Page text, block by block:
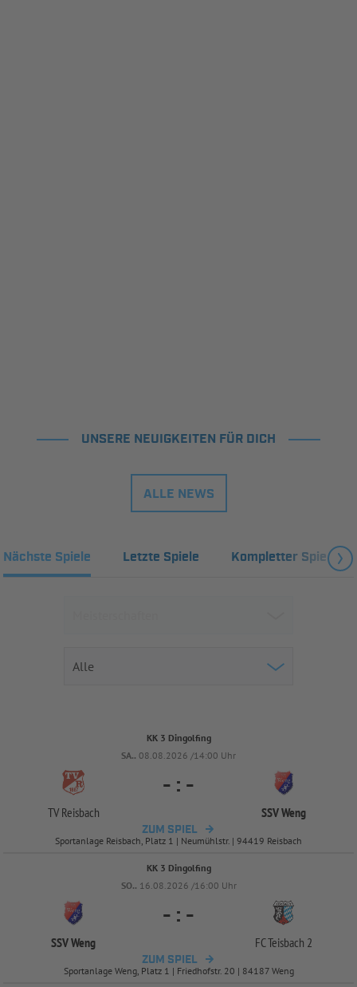
UNSERE NEUIGKEITEN FÜR DICH
ALLE NEWS
Nächste Spiele Letzte Spiele Kompletter Spielplan
KK 3 Dingolfing
SA.. 08.08.2026 /14:00 Uhr
TV Reisbach
- : -
SSV Weng
ZUM SPIEL
Sportanlage Reisbach, Platz 1 | Neumühlstr. | 94419 Reisbach
KK 3 Dingolfing
SO.. 16.08.2026 /16:00 Uhr
SSV Weng
- : -
FC Teisbach 2
ZUM SPIEL
Sportanlage Weng, Platz 1 | Friedhofstr. 20 | 84187 Weng